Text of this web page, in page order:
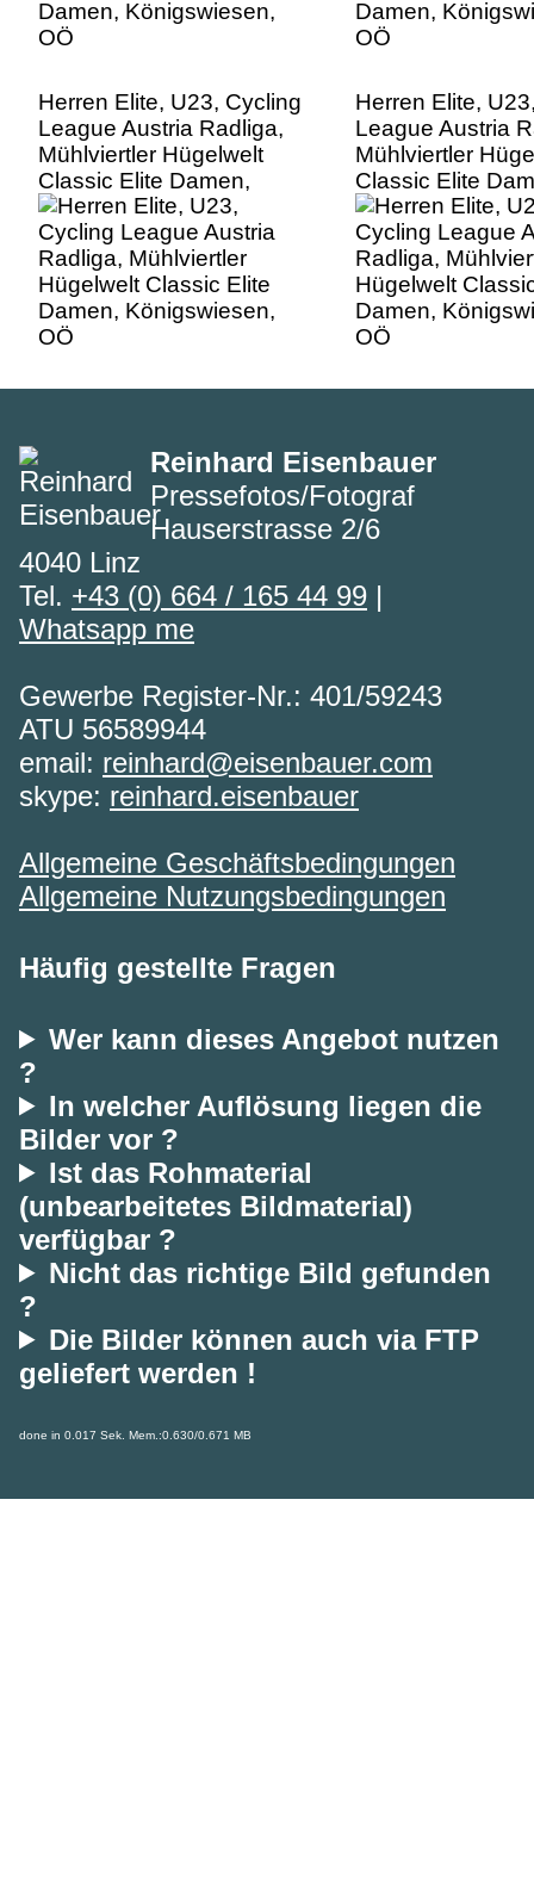
Herren Elite, U23, Cycling
League Austria Radliga,
Mühlviertler Hügelwelt
Classic Elite Damen,
Königswiesen, OÖ
Herren Elite,
League Austria
Mühlviertler
Classic Elite
Königswiesen,
Reinhard Eisenbauer
Pressefotos/Fotograf
Hauserstrasse 2/6
4040 Linz
Tel. +43 (0) 664 / 165 44 99 |
Whatsapp me
Gewerbe Register-Nr.: 401/59243
ATU 56589944
email: reinhard@eisenbauer.com
skype: reinhard.eisenbauer
Allgemeine Geschäftsbedingungen
Allgemeine Nutzungsbedingungen
Häufig gestellte Fragen
Wer kann dieses Angebot nutzen
?
In welcher Auflösung liegen die
Bilder vor ?
Ist das Rohmaterial
(unbearbeitetes Bildmaterial)
verfügbar ?
Nicht das richtige Bild gefunden
?
Die Bilder können auch via FTP
geliefert werden !
done in 0.017 Sek. Mem.:0.630/0.671 MB